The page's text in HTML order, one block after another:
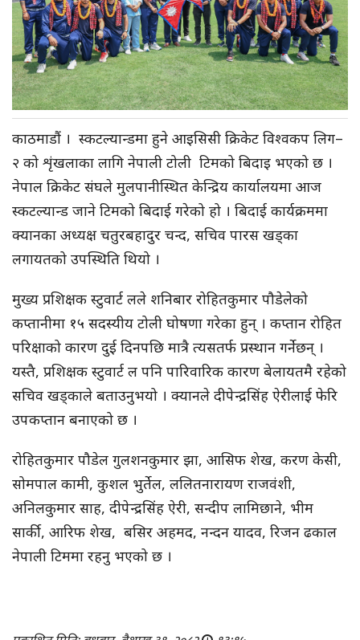
काठमाडौं । स्कटल्यान्डमा हुने आइसिसी क्रिकेट विश्वकप लिग–
२ को शृंखलाका लागि नेपाली टोली टिमको बिदाइ भएको छ ।
नेपाल क्रिकेट संघले मुलपानीस्थित केन्द्रिय कार्यालयमा आज
स्कटल्यान्ड जाने टिमको बिदाई गरेको हो । बिदाई कार्यक्रममा
क्यानका अध्यक्ष चतुरबहादुर चन्द, सचिव पारस खड्का
लगायतको उपस्थिति थियो ।
मुख्य प्रशिक्षक स्टुवार्ट लले शनिबार रोहितकुमार पौडेलेको
कप्तानीमा १५ सदस्यीय टोली घोषणा गरेका हुन् । कप्तान रोहित
परिक्षाको कारण दुई दिनपछि मात्रै त्यसतर्फ प्रस्थान गर्नेछन् ।
यस्तै, प्रशिक्षक स्टुवार्ट ल पनि पारिवारिक कारण बेलायतमै रहेको
सचिव खड्काले बताउनुभयो । क्यानले दीपेन्द्रसिंह ऐरीलाई फेरि
उपकप्तान बनाएको छ ।
रोहितकुमार पौडेल गुलशनकुमार झा, आसिफ शेख, करण केसी,
सोमपाल कामी, कुशल भुर्तेल, ललितनारायण राजवंशी,
अनिलकुमार साह, दीपेन्द्रसिंह ऐरी, सन्दीप लामिछाने, भीम
सार्की, आरिफ शेख, बसिर अहमद, नन्दन यादव, रिजन ढकाल
नेपाली टिममा रहनु भएको छ ।